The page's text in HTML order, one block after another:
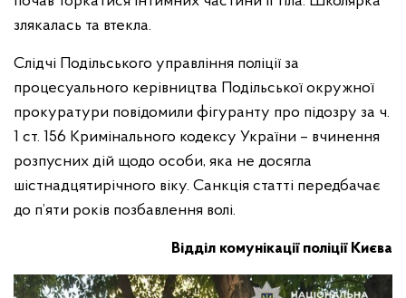
злякалась та втекла.
Слідчі Подільського управління поліції за
процесуального керівництва Подільської окружної
прокуратури повідомили фігуранту про підозру за ч.
1 ст. 156 Кримінального кодексу України – вчинення
розпусних дій щодо особи, яка не досягла
шістнадцятирічного віку. Санкція статті передбачає
до п’яти років позбавлення волі.
Відділ комунікації поліції Києва